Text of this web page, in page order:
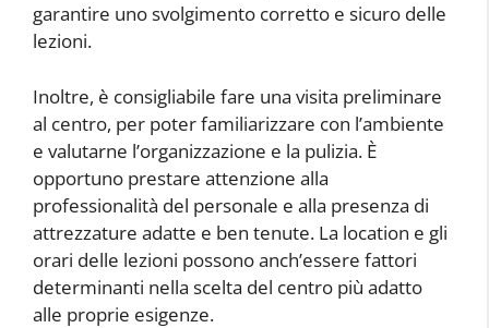
garantire uno svolgimento corretto e sicuro delle
lezioni.
Inoltre, è consigliabile fare una visita preliminare
al centro, per poter familiarizzare con l’ambiente
e valutarne l’organizzazione e la pulizia. È
opportuno prestare attenzione alla
professionalità del personale e alla presenza di
attrezzature adatte e ben tenute. La location e gli
orari delle lezioni possono anch’essere fattori
determinanti nella scelta del centro più adatto
alle proprie esigenze.